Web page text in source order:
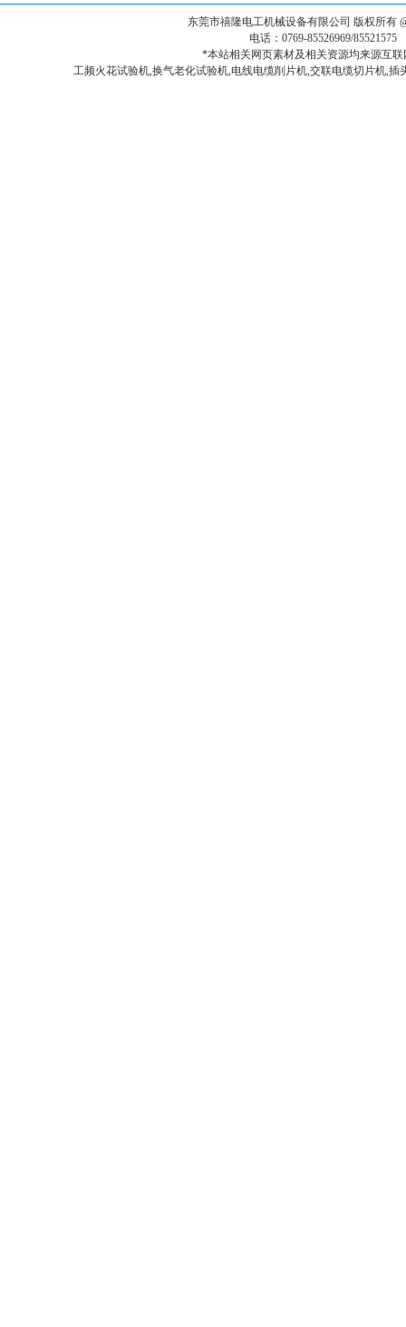
东莞市禧隆电工机械设备有限公司 版权所有
电话：0769-85526969/
*本站相关网页素材及相关资源均来源互
工频火花试验机,换气老化试验机,电线电缆削片机,交联电缆切片机,